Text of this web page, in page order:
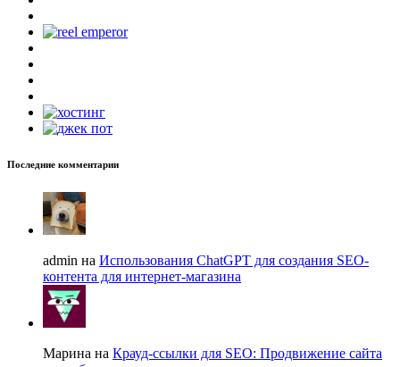
Последние комментарии
admin на Использования ChatGPT для создания SEO-
контента для интернет-магазина
Марина на Крауд-ссылки для SEO: Продвижение сайта